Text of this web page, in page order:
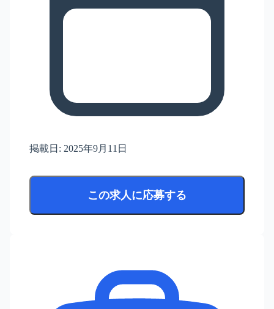
掲載日: 2025年9月11日
この求人に応募する